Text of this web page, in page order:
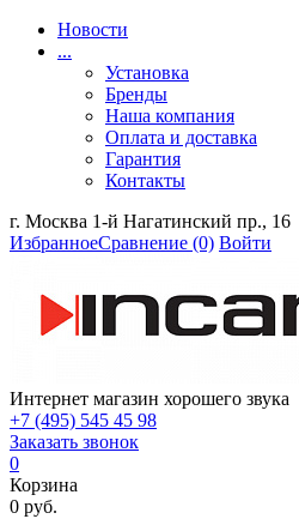
Новости
...
Установка
Бренды
Наша компания
Оплата и доставка
Гарантия
Контакты
г. Москва 1-й Нагатинский пр., 16
ИзбранноеСравнение (0) Войти
Интернет магазин хорошего звука
+7 (495) 545 45 98
Заказать звонок
0
Корзина
0 руб.